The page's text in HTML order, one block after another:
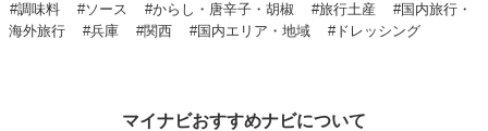
#調味料 #ソース #からし・唐辛子・胡椒 #旅行土産
#国内旅行・
海外旅行
#兵庫 #関西 #国内エリア・地域 #ドレッシング
マイナビおすすめナビについて